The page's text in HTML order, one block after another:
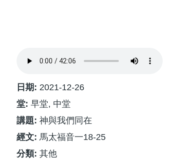
日期: 2021-12-26
堂: 早堂, 中堂
講題: 神與我們同在
經文: 馬太福音一18-25
分類: 其他